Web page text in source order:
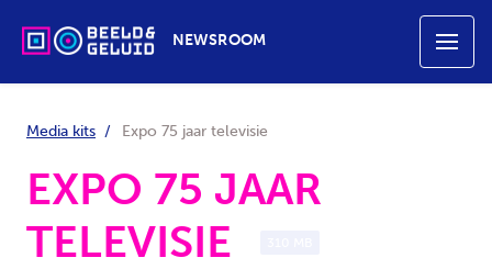
NEWSROOM
Media kits Expo 75 jaar televisie
EXPO 75 JAAR
TELEVISIE